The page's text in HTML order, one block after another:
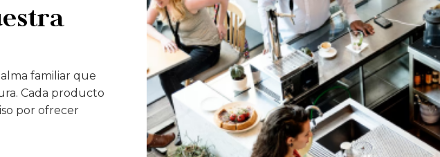
familiar que
Cada producto
por ofrecer